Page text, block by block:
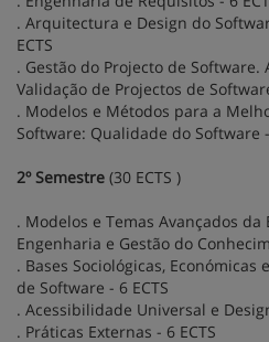
. Arquitectura e Design do
ECTS
. Gestão do Projecto de Software.
Validação de Projectos de
. Modelos e Métodos para a
Software: Qualidade do Software -
2º Semestre (30 ECTS )
. Modelos e Temas Avançados
Engenharia e Gestão do
. Bases Sociológicas, Económicas
de Software - 6 ECTS
. Acessibilidade Universal e
. Práticas Externas - 6 ECTS